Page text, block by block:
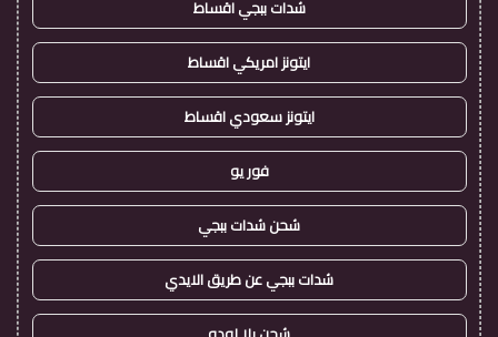
شدات ببجي اقساط
ايتونز امريكي اقساط
ايتونز سعودي اقساط
فور يو
شحن شدات ببجي
شدات ببجي عن طريق الايدي